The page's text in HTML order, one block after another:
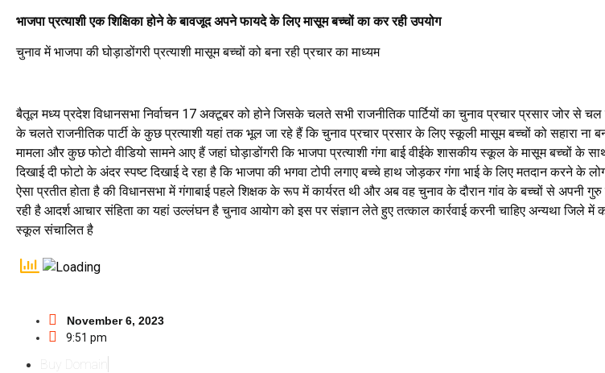
भाजपा प्रत्याशी एक शिक्षिका होने के बावजूद अपने फायदे के लिए मासूम बच्चों का कर रही उपयोग
चुनाव में भाजपा की घोड़ाडोंगरी प्रत्याशी मासूम बच्चों को बना रही प्रचार का माध्यम
बैतूल मध्य प्रदेश विधानसभा निर्वाचन 17 अक्टूबर को होने जिसके चलते सभी राजनीतिक पार्टियों का चुनाव प्रचार प्रसार जोर से चल
के चलते राजनीतिक पार्टी के कुछ प्रत्याशी यहां तक भूल जा रहे हैं कि चुनाव प्रचार प्रसार के लिए स्कूली मासूम बच्चों को सहारा ना
मामला और कुछ फोटो वीडियो सामने आए हैं जहां घोड़ाडोंगरी कि भाजपा प्रत्याशी गंगा बाई वीईके शासकीय स्कूल के मासूम बच्चों के
दिखाई दी फोटो के अंदर स्पष्ट दिखाई दे रहा है कि भाजपा की भगवा टोपी लगाए बच्चे हाथ जोड़कर गंगा भाई के लिए मतदान करने के
ऐसा प्रतीत होता है की विधानसभा में गंगाबाई पहले शिक्षक के रूप में कार्यरत थी और अब वह चुनाव के दौरान गांव के बच्चों से अपनी
रही है आदर्श आचार संहिता का यहां उल्लंघन है चुनाव आयोग को इस पर संज्ञान लेते हुए तत्काल कार्रवाई करनी चाहिए अन्यथा जिले में
स्कूल संचालित है
November 6, 2023
9:51 pm
Buy Domain